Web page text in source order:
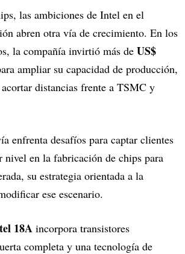
las ambiciones de Intel en el
abren otra vía de crecimiento. En los
la compañía invirtió más de US$
ampliar su capacidad de producción,
distancias frente a TSMC y
enfrenta desafíos para captar clientes
nivel en la fabricación de chips para
su estrategia orientada a la
ese escenario.
18A incorpora transistores
completa y una tecnología de